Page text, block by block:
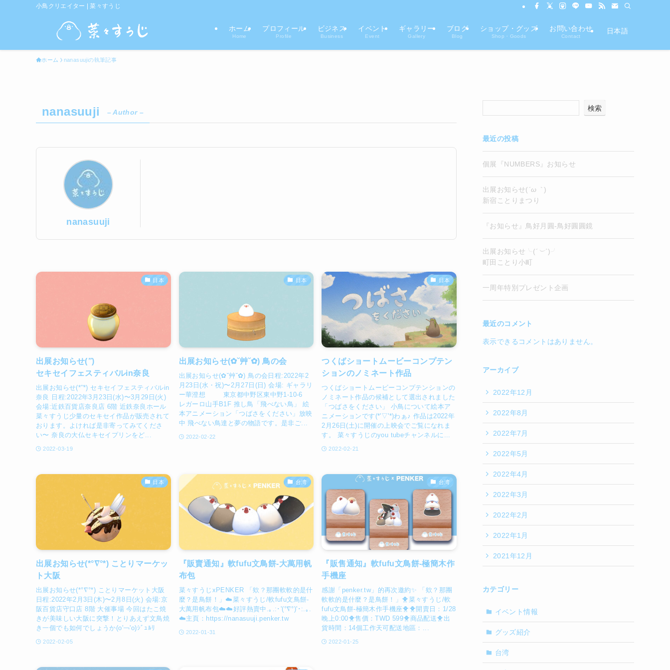
小鳥クリエイター | 菜々すうじ
ホーム
Home
プロフィール
Profile
ビジネス
Business
イベント
Event
ギャラリー
Gallery
ブログ
Blog
ショップ・グッズ
Shop・Goods
お問い合わせ
Contact
日本語
ホーム nanasuujiの執筆記事
nanasuuji – Author –
nanasuuji
日本
出展お知らせ(”)
セキセイフェスティバルin奈良
出展お知らせ(*''*) セキセイフェスティバルin
奈良 日程:2022年3月23日(水)〜3月29日(火)
会場:近鉄百貨店奈良店 6階 近鉄奈良ホール
菜々すうじ少量のセキセイ作品が販売されて
おります。よければ是非寄ってみてくださ
い〜 奈良の大仏セキセイプリンをど...
2022-03-19
日本
出展お知らせ(✿˘艸˘✿) 鳥の会
出展お知らせ(✿˘艸˘✿) 鳥の会日程:2022年2
月23日(水・祝)〜2月27日(日) 会場: ギャラリ
ー華澄想 東京都中野区東中野1-10-6
レガーロ山手B1F 推し鳥「飛べない鳥」 絵
本アニメーション「つばさをください」放映
中 飛べない鳥達と夢の物語です。是非ご...
2022-02-22
日本
つくばショートムービーコンプテン
ションのノミネート作品
つくばショートムービーコンプテンションの
ノミネート作品の候補として選出されました
「つばさをください」 小鳥について絵本ア
ニメーションです(*'▽'*)わぁ♪ 作品は2022年
2月26日(土)に開催の上映会でご覧になれま
す。 菜々すうじのyou tubeチャンネルに...
2022-02-21
日本
出展お知らせ(*°∇°*) ことりマーケッ
ト大阪
出展お知らせ(*°∇°*) ことりマーケット大阪
日程:2022年2月3日(木)〜2月8日(火) 会場:京
阪百貨店守口店 8階 大催事場 今回はたこ焼
きが美味しい大阪に突撃！とりあえず文鳥焼
き一個でも如何でしょうか(о'￢'о)ｼﾞｭﾙﾘ
2022-02-05
台湾
『販賣通知』軟fufu文鳥餅-大萬用帆
布包
菜々すうじxPENKER 「欸？那團軟軟的是什
麼？是鳥餅！」☁️菜々すうじ/軟fufu文鳥餅-
大萬用帆布包☁️☁️好評熱賣中.｡.:･'(°∇°)'･:.｡.
☁️主頁：https://nanasuuji.penker.tw
2022-01-31
台湾
『販售通知』軟fufu文鳥餅-極簡木作
手機座
感謝「penker.tw」的再次邀約✨ 「欸？那團
軟軟的是什麼？是鳥餅！」🐥菜々すうじ/軟
fufu文鳥餅-極簡木作手機座🐥🐥開賣日：1/28
晚上0:00🐥售價：TWD 599🐥商品配送🐥出
貨時間：14個工作天可配送地區：...
2022-01-25
検索
最近の投稿
個展『NUMBERS』お知らせ
出展お知らせ( ´ω｀)
新宿ことりまつり
『お知らせ』鳥好月圓-鳥好圓圓鏡
出展お知らせ╰(´︶`)╯
町田ことり小町
一周年特別プレゼント企画
最近のコメント
表示できるコメントはありません。
アーカイブ
2022年12月
2022年8月
2022年7月
2022年5月
2022年4月
2022年3月
2022年2月
2022年1月
2021年12月
カテゴリー
イベント情報
グッズ紹介
台湾